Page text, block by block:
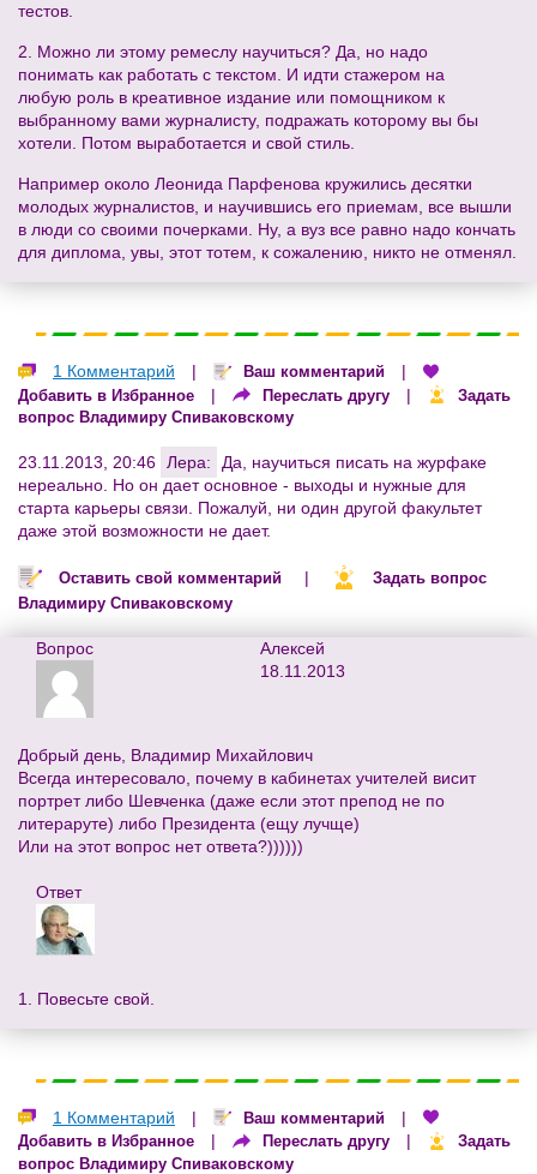
тестов.
2. Можно ли этому ремеслу научиться? Да, но надо
понимать как работать с текстом. И идти стажером на
любую роль в креативное издание или помощником к
выбранному вами журналисту, подражать которому вы бы
хотели. Потом выработается и свой стиль.
Например около Леонида Парфенова кружились десятки
молодых журналистов, и научившись его приемам, все вышли
в люди со своими почерками. Ну, а вуз все равно надо кончать
для диплома, увы, этот тотем, к сожалению, никто не отменял.
1 Комментарий | Ваш комментарий |
Добавить в Избранное | Переслать другу |
Задать
вопрос Владимиру Спиваковскому
23.11.2013, 20:46 Лера:
Да, научиться писать на журфаке
нереально. Но он дает основное - выходы и нужные для
старта карьеры связи. Пожалуй, ни один другой факультет
даже этой возможности не дает.
Оставить свой комментарий |
Задать вопрос
Владимиру Спиваковскому
Вопрос
Алексей
18.11.2013
Добрый день, Владимир Михайлович
Всегда интересовало, почему в кабинетах учителей висит
портрет либо Шевченка (даже если этот препод не по
литераруте) либо Президента (ещу лучще)
Или на этот вопрос нет ответа?))))))
Ответ
1. Повесьте свой.
1 Комментарий | Ваш комментарий |
Добавить в Избранное | Переслать другу |
Задать
вопрос Владимиру Спиваковскому